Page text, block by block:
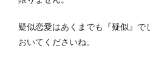
疑似恋愛はあくまでも『疑似』で
おいてくださいね。